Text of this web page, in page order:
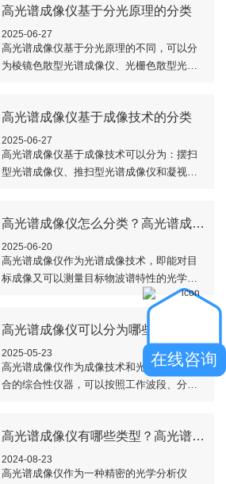
类做了详..
高光谱成像仪基于分光原理的分类
2025-06-27
高光谱成像仪基于分光原理的不同，可以分
为棱镜色散型光谱成像仪、光栅色散型光谱
栅色散型..
高光谱成像仪基于成像技术的分类
2025-06-27
高光谱成像仪基于成像技术可以分为：摆扫
型光谱成像仪、推扫型光谱成像仪和凝视型
分别做了..
高光谱成像仪怎么分类？高光谱成像仪常见分类
2025-06-20
高光谱成像仪作为光谱成像技术，即能对目
标成像又可以测量目标物波谱特性的光学探
测器，其特点是光谱分辨率高、波段连续性
强，实现了真正的图谱合一。那么，高光谱
成像仪怎..
2025-05-23
高光谱成像仪​作为成像技术和光谱技术相融
合的综合性仪器，可以按照工作波段、分光
了介绍..
高光谱成像仪有哪些类型？高光谱成像仪类型介绍
2024-08-23
高光谱成像仪​作为一种精密的光学分析仪
在线咨询